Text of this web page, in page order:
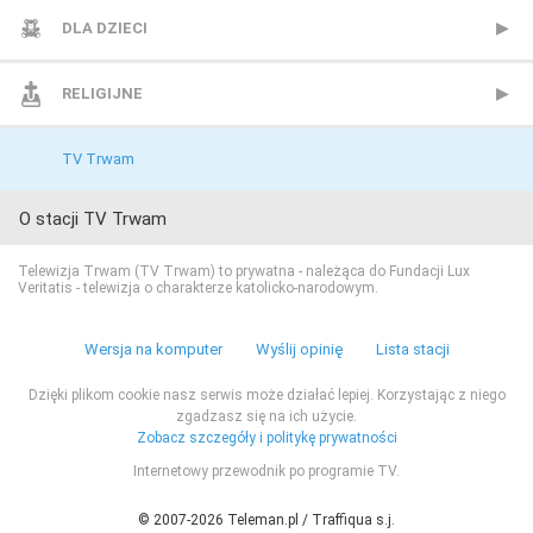
TV 4
TV 6
TV Puls
TV Puls 2
TVN 7
TVP HD
AXN Black
AXN Spin
AXN White
BBC First
CANAL+ 1
CANAL+ 360
CANAL+ 4K Ultra HD
CANAL+ Sport 3
CANAL+ Sport 4
CANAL+ Sport 5
Eleven Sports 1
Eleven Sports 2
Eleven Sports 3
TVN24 Biznes i Świat
TVP Info
Wydarzenia 24
CANAL+ Dokument
CBS Reality
CI Polsat
Discovery Channel
Discovery Historia
Discovery Life
Discovery Science
Mezzo
MTV Polska
TVP Rozrywka
BBC Lifestyle
CANAL+ Domo
CANAL+ Kuchnia
Food Network
HGTV
Lifetime
DLA DZIECI
Cartoon Network
Cartoonito
Disney Channel
Disney Junior
Disney XD
RELIGIJNE
TV Trwam
O stacji TV Trwam
Telewizja Trwam (TV Trwam) to prywatna - należąca do Fundacji Lux
Veritatis - telewizja o charakterze katolicko-narodowym.
Wersja na komputer Wyślij opinię Lista stacji
Dzięki plikom cookie nasz serwis może działać lepiej. Korzystając z niego
zgadzasz się na ich użycie.
Zobacz szczegóły i politykę prywatności
Internetowy przewodnik po programie TV.
© 2007-2026 Teleman.pl / Traffiqua s.j.